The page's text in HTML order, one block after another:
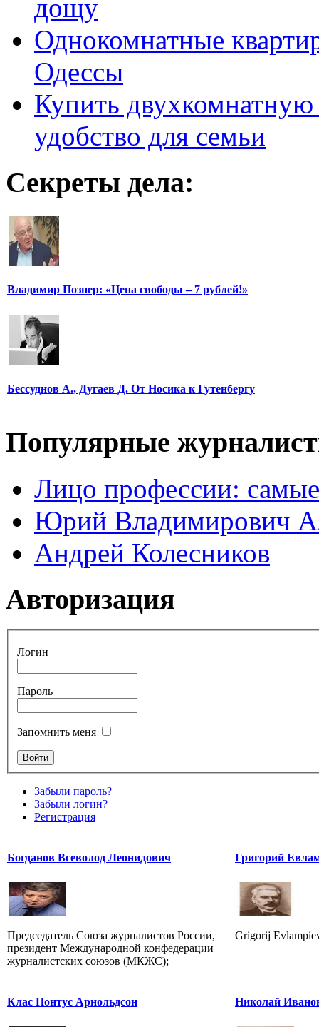
дощу
Однокомнатные
Одессы
Купить
удобство для семьи
Секреты дела:
Владимир Познер: «Цена свободы – 7 рублей!»
Бессуднов А., Дугаев Д. От Носика к Гутенбергу
Популярные
Лицо профессии:
Юрий Владимирович
Андрей Колесников
Авторизация
Логин
Пароль
Запомнить меня
Забыли пароль?
Забыли логин?
Регистрация
Богданов Всеволод Леонидович
Председатель Союза журналистов России,
президент Международной конфедерации
журналистских союзов (МКЖС);
Григорий
Grigorij
Клас Понтус Арнольдсон Николай